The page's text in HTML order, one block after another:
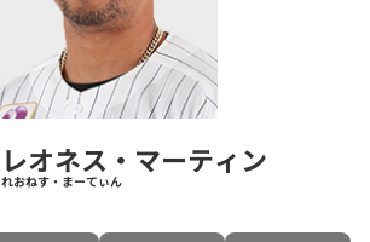
レオネス・マーティン
れおねす・まーてぃん